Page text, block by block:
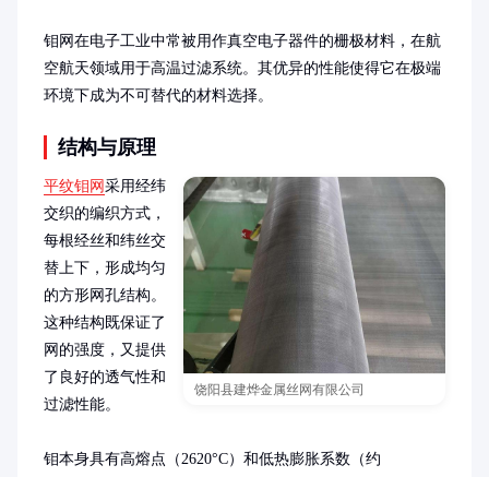
钼网在电子工业中常被用作真空电子器件的栅极材料，在航
空航天领域用于高温过滤系统。其优异的性能使得它在极端
环境下成为不可替代的材料选择。
结构与原理
饶阳县建烨金属丝网有限公司
平纹钼网 采用经纬
交织的编织方式，
每根经丝和纬丝交
替上下，形成均匀
的方形网孔结构。
这种结构既保证了
网的强度，又提供
了良好的透气性和
过滤性能。
钼本身具有高熔点（2620°C）和低热膨胀系数（约